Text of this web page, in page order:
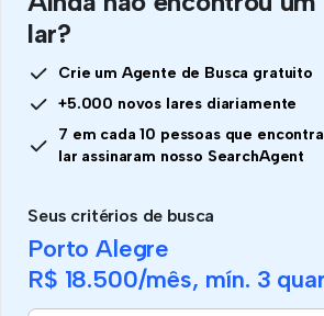
lar?
Crie um Agente de Busca gratuito
+5.000 novos lares diariamente
7 em cada 10 pessoas que
lar assinaram nosso SearchAgent
Seus critérios de busca
Porto Alegre
R$ 18.500/mês, mín. 3